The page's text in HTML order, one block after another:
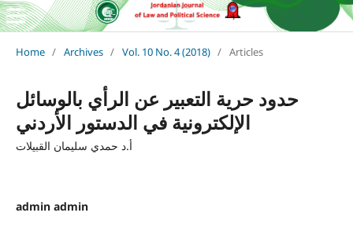
Home / Archives / Vol. 10 No. 4 (2018) / Articles
حدود حرية التعبير عن الرأي بالوسائل
الإلكترونية في الدستور الأردني
أ.د حمدي سليمان القبيلات
admin admin